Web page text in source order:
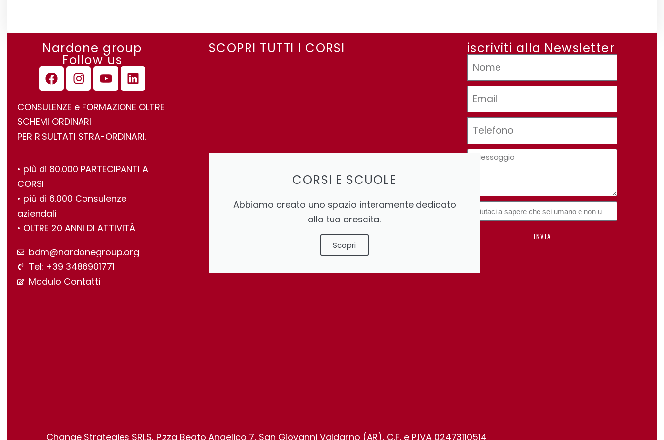
Nardone group
Follow us
CONSULENZE e FORMAZIONE OLTRE
SCHEMI ORDINARI
PER RISULTATI STRA-ORDINARI.
•⁠ ⁠più di 80.000 PARTECIPANTI A
CORSI
•⁠ ⁠più di 6.000 Consulenze
aziendali
•⁠ ⁠OLTRE 20 ANNI DI ATTIVITÀ
bdm@nardonegroup.org
Tel: +39 3486901771
Modulo Contatti
SCOPRI TUTTI I CORSI
CORSI E SCUOLE
Abbiamo creato uno spazio interamente dedicato
alla tua crescita.
Scopri
iscriviti alla Newsletter
INVIA
Change Strategies SRLS, P.zza Beato Angelico 7, San Giovanni Valdarno (AR), C.F. e P.IVA 02473110514